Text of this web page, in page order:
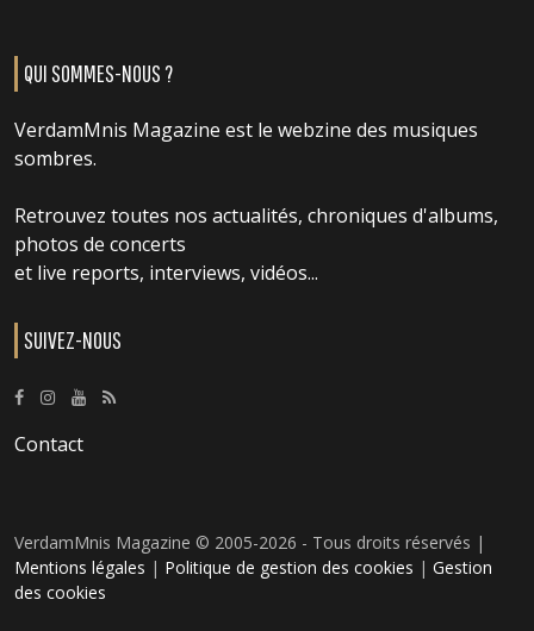
QUI SOMMES-NOUS ?
VerdamMnis Magazine est le webzine des musiques
sombres.
Retrouvez toutes nos actualités, chroniques d'albums,
photos de concerts
et live reports, interviews, vidéos...
SUIVEZ-NOUS
Contact
VerdamMnis Magazine © 2005-2026 - Tous droits réservés |
Mentions légales | Politique de gestion des cookies | Gestion
des cookies